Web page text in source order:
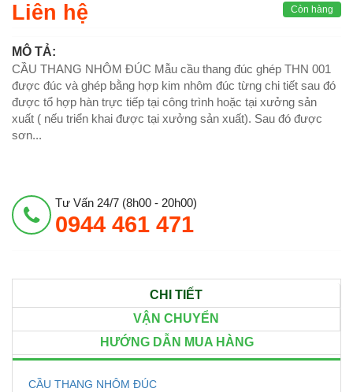
Liên hệ Còn hàng
MÔ TẢ:
CẦU THANG NHÔM ĐÚC Mẫu cầu thang đúc ghép THN 001
được đúc và ghép bằng hợp kim nhôm đúc từng chi tiết sau đó
được tổ hợp hàn trực tiếp tại công trình hoặc tại xưởng sản
xuất ( nếu triển khai được tại xưởng sản xuất). Sau đó được
sơn...
Tư Vấn 24/7 (8h00 - 20h00)
0944 461 471
CHI TIẾT
VẬN CHUYỂN
HƯỚNG DẪN MUA HÀNG
CẦU THANG NHÔM ĐÚC